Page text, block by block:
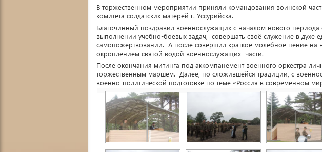
В торжественном мероприятии приняли командования воинской
комитета солдатских матерей г. Уссурийска.
Благочинный поздравил военнослужащих с началом нового
выполнении учебно-боевых задач, совершать своё служение в духе
самопожертвовании. А после совершил краткое молебное пение на
окроплением святой водой военнослужащих части.
После окончания митинга под аккомпанемент военного оркестра
торжественным маршем. Далее, по сложившейся традиции, с
военно-политической подготовке по теме «Россия в современном